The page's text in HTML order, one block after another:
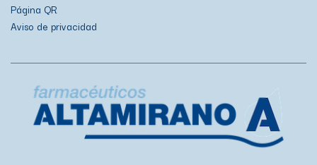
Página QR
Aviso de privacidad